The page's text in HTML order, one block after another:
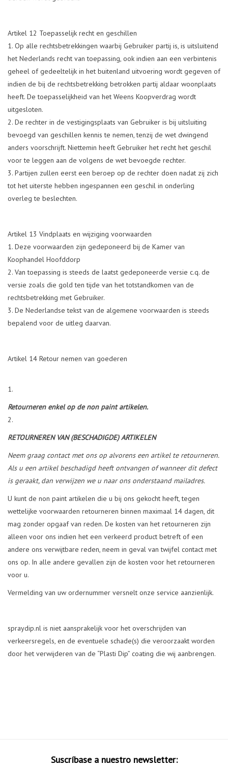
Artikel 12 Toepasselijk recht en geschillen
Op alle rechtsbetrekkingen waarbij Gebruiker partij is, is uitsluitend
het Nederlands recht van toepassing, ook indien aan een verbintenis
geheel of gedeeltelijk in het buitenland uitvoering wordt gegeven of
indien de bij de rechtsbetrekking betrokken partij aldaar woonplaats
heeft. De toepasselijkheid van het Weens Koopverdrag wordt
uitgesloten.
De rechter in de vestigingsplaats van Gebruiker is bij uitsluiting
bevoegd van geschillen kennis te nemen, tenzij de wet dwingend
anders voorschrijft. Niettemin heeft Gebruiker het recht het geschil
voor te leggen aan de volgens de wet bevoegde rechter.
Partijen zullen eerst een beroep op de rechter doen nadat zij zich
tot het uiterste hebben ingespannen een geschil in onderling
overleg te beslechten.
Artikel 13 Vindplaats en wijziging voorwaarden
Deze voorwaarden zijn gedeponeerd bij de Kamer van
Koophandel Hoofddorp
Van toepassing is steeds de laatst gedeponeerde versie c.q. de
versie zoals die gold ten tijde van het totstandkomen van de
rechtsbetrekking met Gebruiker.
De Nederlandse tekst van de algemene voorwaarden is steeds
bepalend voor de uitleg daarvan.
Artikel 14 Retour nemen van goederen
Retourneren enkel op de non paint artikelen.
RETOURNEREN VAN (BESCHADIGDE) ARTIKELEN
Neem graag contact met ons op alvorens een artikel te retourneren.
Als u een artikel beschadigd heeft ontvangen of wanneer dit defect
is geraakt, dan verwijzen we u naar ons onderstaand mailadres.
U kunt de non paint artikelen die u bij ons gekocht heeft, tegen
wettelijke voorwaarden retourneren binnen maximaal 14 dagen, dit
mag zonder opgaaf van reden. De kosten van het retourneren zijn
alleen voor ons indien het een verkeerd product betreft of een
andere ons verwijtbare reden, neem in geval van twijfel contact met
ons op. In alle andere gevallen zijn de kosten voor het retourneren
voor u.
Vermelding van uw ordernummer versnelt onze service aanzienlijk.
spraydip.nl is niet aansprakelijk voor het overschrijden van
verkeersregels, en de eventuele schade(s) die veroorzaakt worden
door het verwijderen van de “Plasti Dip” coating die wij aanbrengen.
Suscríbase a nuestro newsletter: